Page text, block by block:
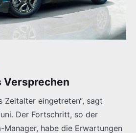
Versprechen
Zeitalter eingetreten“, sagt
Der Fortschritt, so der
habe die Erwartungen